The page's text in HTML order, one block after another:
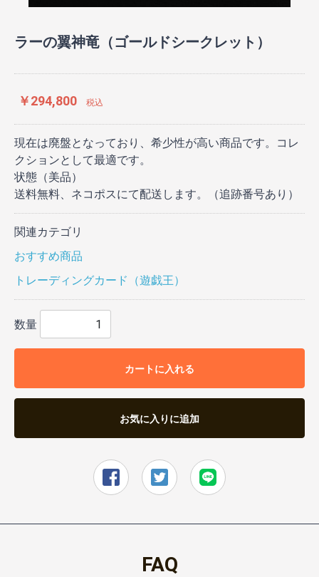
ラーの翼神竜（ゴールドシークレット）
￥294,800 税込
現在は廃盤となっており、希少性が高い商品です。コレ
クションとして最適です。
状態（美品）
送料無料、ネコポスにて配送します。（追跡番号あり）
関連カテゴリ
おすすめ商品
トレーディングカード（遊戯王）
数量
カートに入れる
お気に入りに追加
FAQ